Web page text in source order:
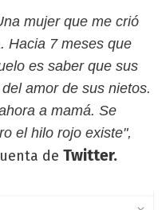
mujer que me crió
Hacia 7 meses que
es saber que sus
amor de sus nietos.
a mamá. Se
el hilo rojo existe",
de Twitter.